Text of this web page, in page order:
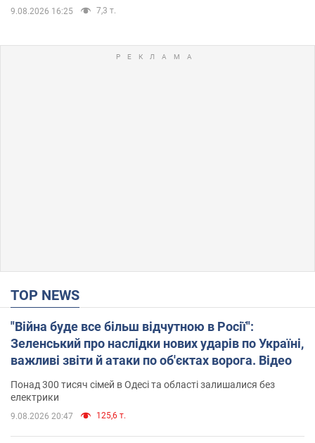
9.08.2026 16:25 7,3 т.
TOP NEWS
"Війна буде все більш відчутною в Росії":
Зеленський про наслідки нових ударів по Україні,
важливі звіти й атаки по об'єктах ворога. Відео
Понад 300 тисяч сімей в Одесі та області залишалися без
електрики
9.08.2026 20:47 125,6 т.